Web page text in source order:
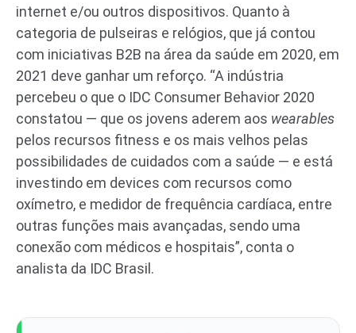
internet e/ou outros dispositivos. Quanto à
categoria de pulseiras e relógios, que já contou
com iniciativas B2B na área da saúde em 2020, em
2021 deve ganhar um reforço. “A indústria
percebeu o que o IDC Consumer Behavior 2020
constatou — que os jovens aderem aos wearables
pelos recursos fitness e os mais velhos pelas
possibilidades de cuidados com a saúde — e está
investindo em devices com recursos como
oxímetro, e medidor de frequência cardíaca, entre
outras funções mais avançadas, sendo uma
conexão com médicos e hospitais”, conta o
analista da IDC Brasil.